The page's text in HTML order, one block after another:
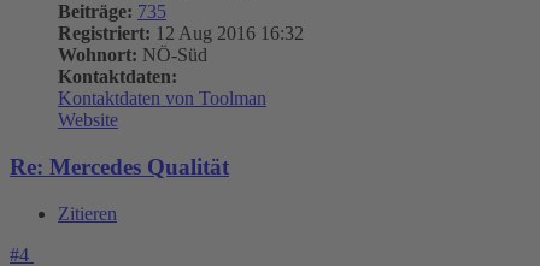
Beiträge: 735
Registriert: 12 Aug 2016 16:32
Wohnort: NÖ-Süd
Kontaktdaten:
Kontaktdaten von Toolman
Website
Re: Mercedes Qualität
Zitieren
#4